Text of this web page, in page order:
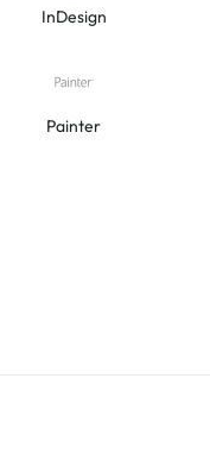
InDesign
Painter